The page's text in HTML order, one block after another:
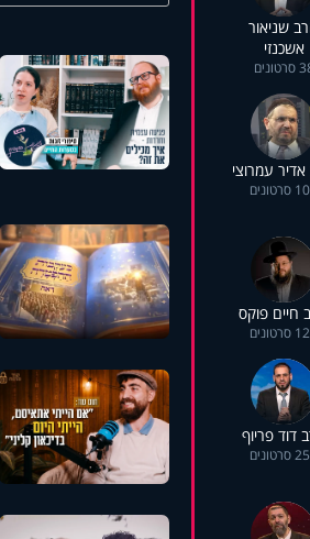
שניאור
אשכנזי
עמרוצי
חיים פוקס
דוד פריוף